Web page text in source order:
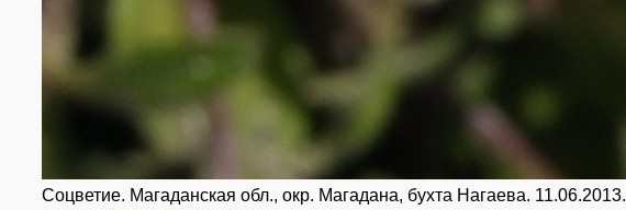
Соцветие. Магаданская обл., окр. Магадана, бухта Нагаева. 11.06.2013.